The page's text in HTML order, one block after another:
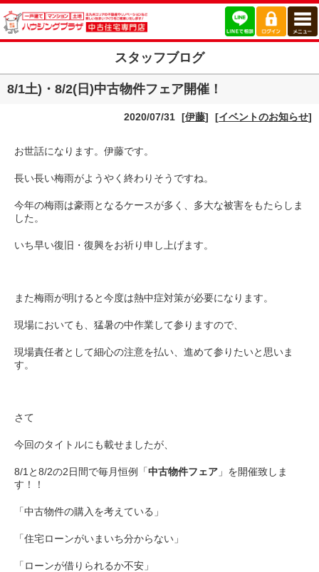
スタッフブログ
8/1土)・8/2(日)中古物件フェア開催！
2020/07/31 [伊藤] [イベントのお知らせ]
お世話になります。伊藤です。
長い長い梅雨がようやく終わりそうですね。
今年の梅雨は豪雨となるケースが多く、多大な被害をもたらしま
した。
いち早い復旧・復興をお祈り申し上げます。
また梅雨が明けると今度は熱中症対策が必要になります。
現場においても、猛暑の中作業して参りますので、
現場責任者として細心の注意を払い、進めて参りたいと思いま
す。
さて
今回のタイトルにも載せましたが、
8/1と8/2の2日間で毎月恒例「中古物件フェア 」を開催致しま
す！！
「中古物件の購入を考えている」
「住宅ローンがいまいち分からない」
「ローンが借りられるか不安」